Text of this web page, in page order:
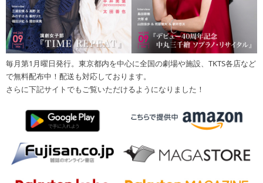
毎月第1月曜日発行。東京都内を中心に全国の劇場や施設、TKTS各店など
で無料配布中！配送も対応しております。
さらに下記サイトでもご覧いただけるようになりました！